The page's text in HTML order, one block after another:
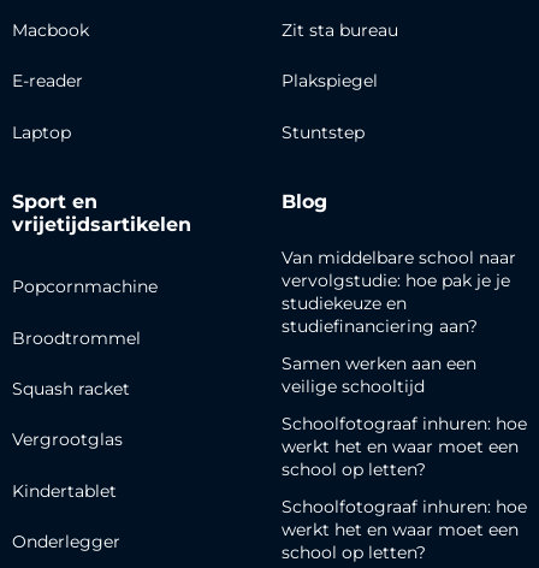
Macbook
E-reader
Laptop
Zit sta bureau
Plakspiegel
Stuntstep
Sport en
vrijetijdsartikelen
Popcornmachine
Broodtrommel
Squash racket
Vergrootglas
Kindertablet
Onderlegger
Blog
Van middelbare school naar
vervolgstudie: hoe pak je je
studiekeuze en
studiefinanciering aan?
Samen werken aan een
veilige schooltijd
Schoolfotograaf inhuren: hoe
werkt het en waar moet een
school op letten?
Schoolfotograaf inhuren: hoe
werkt het en waar moet een
school op letten?